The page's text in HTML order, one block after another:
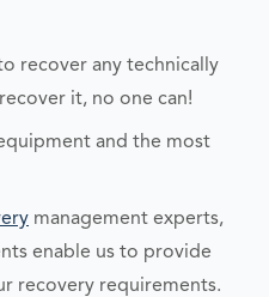
recover any technically
it, no one can!
and the most
management experts,
enable us to provide
recovery requirements.